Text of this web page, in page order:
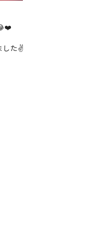
した✌️